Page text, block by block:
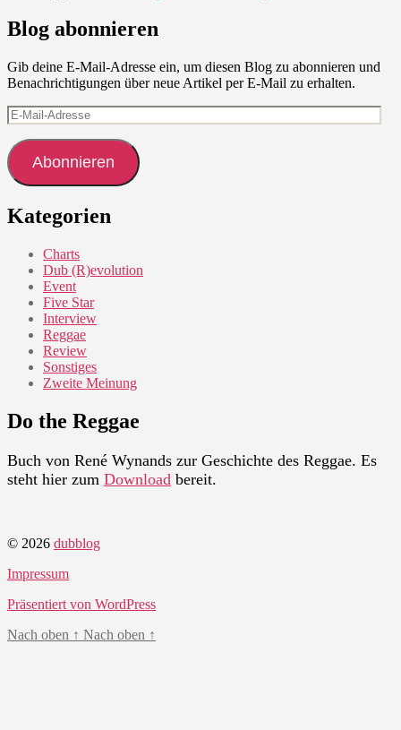
Blog abonnieren
Gib deine E-Mail-Adresse ein, um diesen Blog zu abonnieren und
Benachrichtigungen über neue Artikel per E-Mail zu erhalten.
E-
Mail-
Adresse
Abonnieren
Kategorien
Charts
Dub (R)evolution
Event
Five Star
Interview
Reggae
Review
Sonstiges
Zweite Meinung
Do the Reggae
Buch von René Wynands zur Geschichte des Reggae. Es
steht hier zum Download bereit.
© 2026 dubblog
Impressum
Präsentiert von WordPress
Nach oben ↑ Nach oben ↑